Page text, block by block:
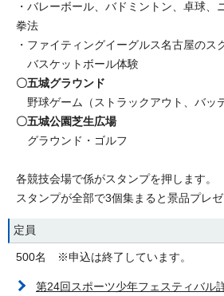
・バレーボール、バドミントン、卓球、
拳法
・ファイティングイーグルス名古屋のス
バスケットボール体験
〇五城グラウンド
野球ゲーム（ストラックアウト、バッ
〇五城公園芝生広場
グラウンド・ゴルフ
各競技会場で係がスタンプを押します。
スタンプが全部で3個集まると景品プレゼ
定員
500名 ※申込は終了しています。
第24回スポーツ少年フェスティバル